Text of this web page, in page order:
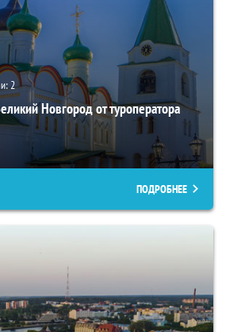
2
Новгород от туроператора
ПОДРОБНЕЕ